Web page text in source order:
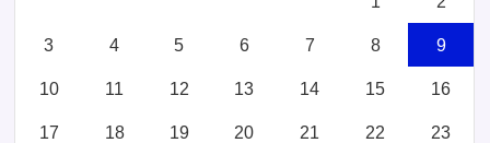
3 4 5 6 7 8 9
10 11 12 13 14 15 16
17 18 19 20 21 22 23